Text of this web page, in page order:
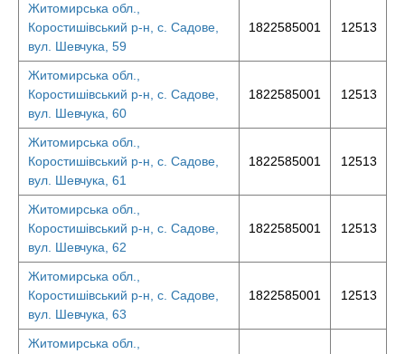
Житомирська обл.,
Коростишівський р-н, с. Садове,
вул. Шевчука, 59
1822585001 12513
Житомирська обл.,
Коростишівський р-н, с. Садове,
вул. Шевчука, 60
1822585001 12513
Житомирська обл.,
Коростишівський р-н, с. Садове,
вул. Шевчука, 61
1822585001 12513
Житомирська обл.,
Коростишівський р-н, с. Садове,
вул. Шевчука, 62
1822585001 12513
Житомирська обл.,
Коростишівський р-н, с. Садове,
вул. Шевчука, 63
1822585001 12513
Житомирська обл.,